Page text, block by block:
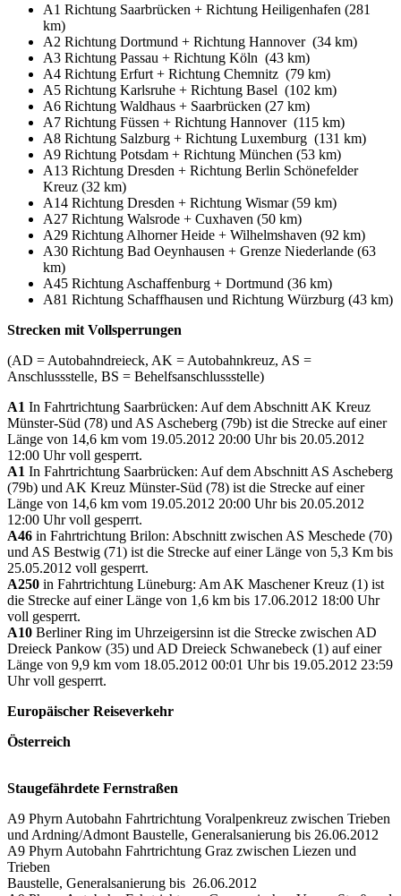
A1 Richtung Saarbrücken + Richtung Heiligenhafen (281
km)
A2 Richtung Dortmund + Richtung Hannover (34 km)
A3 Richtung Passau + Richtung Köln (43 km)
A4 Richtung Erfurt + Richtung Chemnitz (79 km)
A5 Richtung Karlsruhe + Richtung Basel (102 km)
A6 Richtung Waldhaus + Saarbrücken (27 km)
A7 Richtung Füssen + Richtung Hannover (115 km)
A8 Richtung Salzburg + Richtung Luxemburg (131 km)
A9 Richtung Potsdam + Richtung München (53 km)
A13 Richtung Dresden + Richtung Berlin Schönefelder
Kreuz (32 km)
A14 Richtung Dresden + Richtung Wismar (59 km)
A27 Richtung Walsrode + Cuxhaven (50 km)
A29 Richtung Alhorner Heide + Wilhelmshaven (92 km)
A30 Richtung Bad Oeynhausen + Grenze Niederlande (63
km)
A45 Richtung Aschaffenburg + Dortmund (36 km)
A81 Richtung Schaffhausen und Richtung Würzburg (43 km)
Strecken mit Vollsperrungen
(AD = Autobahndreieck, AK = Autobahnkreuz, AS =
Anschlussstelle, BS = Behelfsanschlussstelle)
A1 In Fahrtrichtung Saarbrücken: Auf dem Abschnitt AK Kreuz
Münster-Süd (78) und AS Ascheberg (79b) ist die Strecke auf einer
Länge von 14,6 km vom 19.05.2012 20:00 Uhr bis 20.05.2012
12:00 Uhr voll gesperrt.
A1 In Fahrtrichtung Saarbrücken: Auf dem Abschnitt AS Ascheberg
(79b) und AK Kreuz Münster-Süd (78) ist die Strecke auf einer
Länge von 14,6 km vom 19.05.2012 20:00 Uhr bis 20.05.2012
12:00 Uhr voll gesperrt.
A46 in Fahrtrichtung Brilon: Abschnitt zwischen AS Meschede (70)
und AS Bestwig (71) ist die Strecke auf einer Länge von 5,3 Km bis
25.05.2012 voll gesperrt.
A250 in Fahrtrichtung Lüneburg: Am AK Maschener Kreuz (1) ist
die Strecke auf einer Länge von 1,6 km bis 17.06.2012 18:00 Uhr
voll gesperrt.
A10 Berliner Ring im Uhrzeigersinn ist die Strecke zwischen AD
Dreieck Pankow (35) und AD Dreieck Schwanebeck (1) auf einer
Länge von 9,9 km vom 18.05.2012 00:01 Uhr bis 19.05.2012 23:59
Uhr voll gesperrt.
Europäischer Reiseverkehr
Österreich
Staugefährdete Fernstraßen
A9 Phyrn Autobahn Fahrtrichtung Voralpenkreuz zwischen Trieben
und Ardning/Admont Baustelle, Generalsanierung bis 26.06.2012
A9 Phyrn Autobahn Fahrtrichtung Graz zwischen Liezen und
Trieben
Baustelle, Generalsanierung bis 26.06.2012